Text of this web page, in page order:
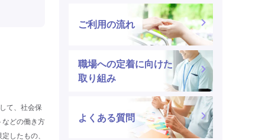
て、社会保
どの働き方
したもの、
ご利用の流れ
職場への定着に向けた
取り組み
よくある質問